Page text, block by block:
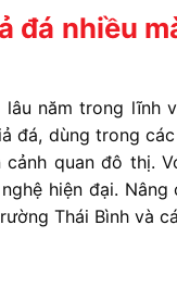
đá nhiều
lâu nămtrong lĩnh
đá, dùng trong
cảnh quanđô thị.
nghệ hiện đại. Nâng
Thái Bình và